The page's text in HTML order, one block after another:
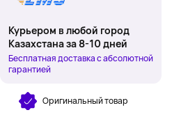
Курьером в любой город
Казахстана за 8-10 дней
Бесплатная доставка с абсолютной
гарантией
Оригинальный товар